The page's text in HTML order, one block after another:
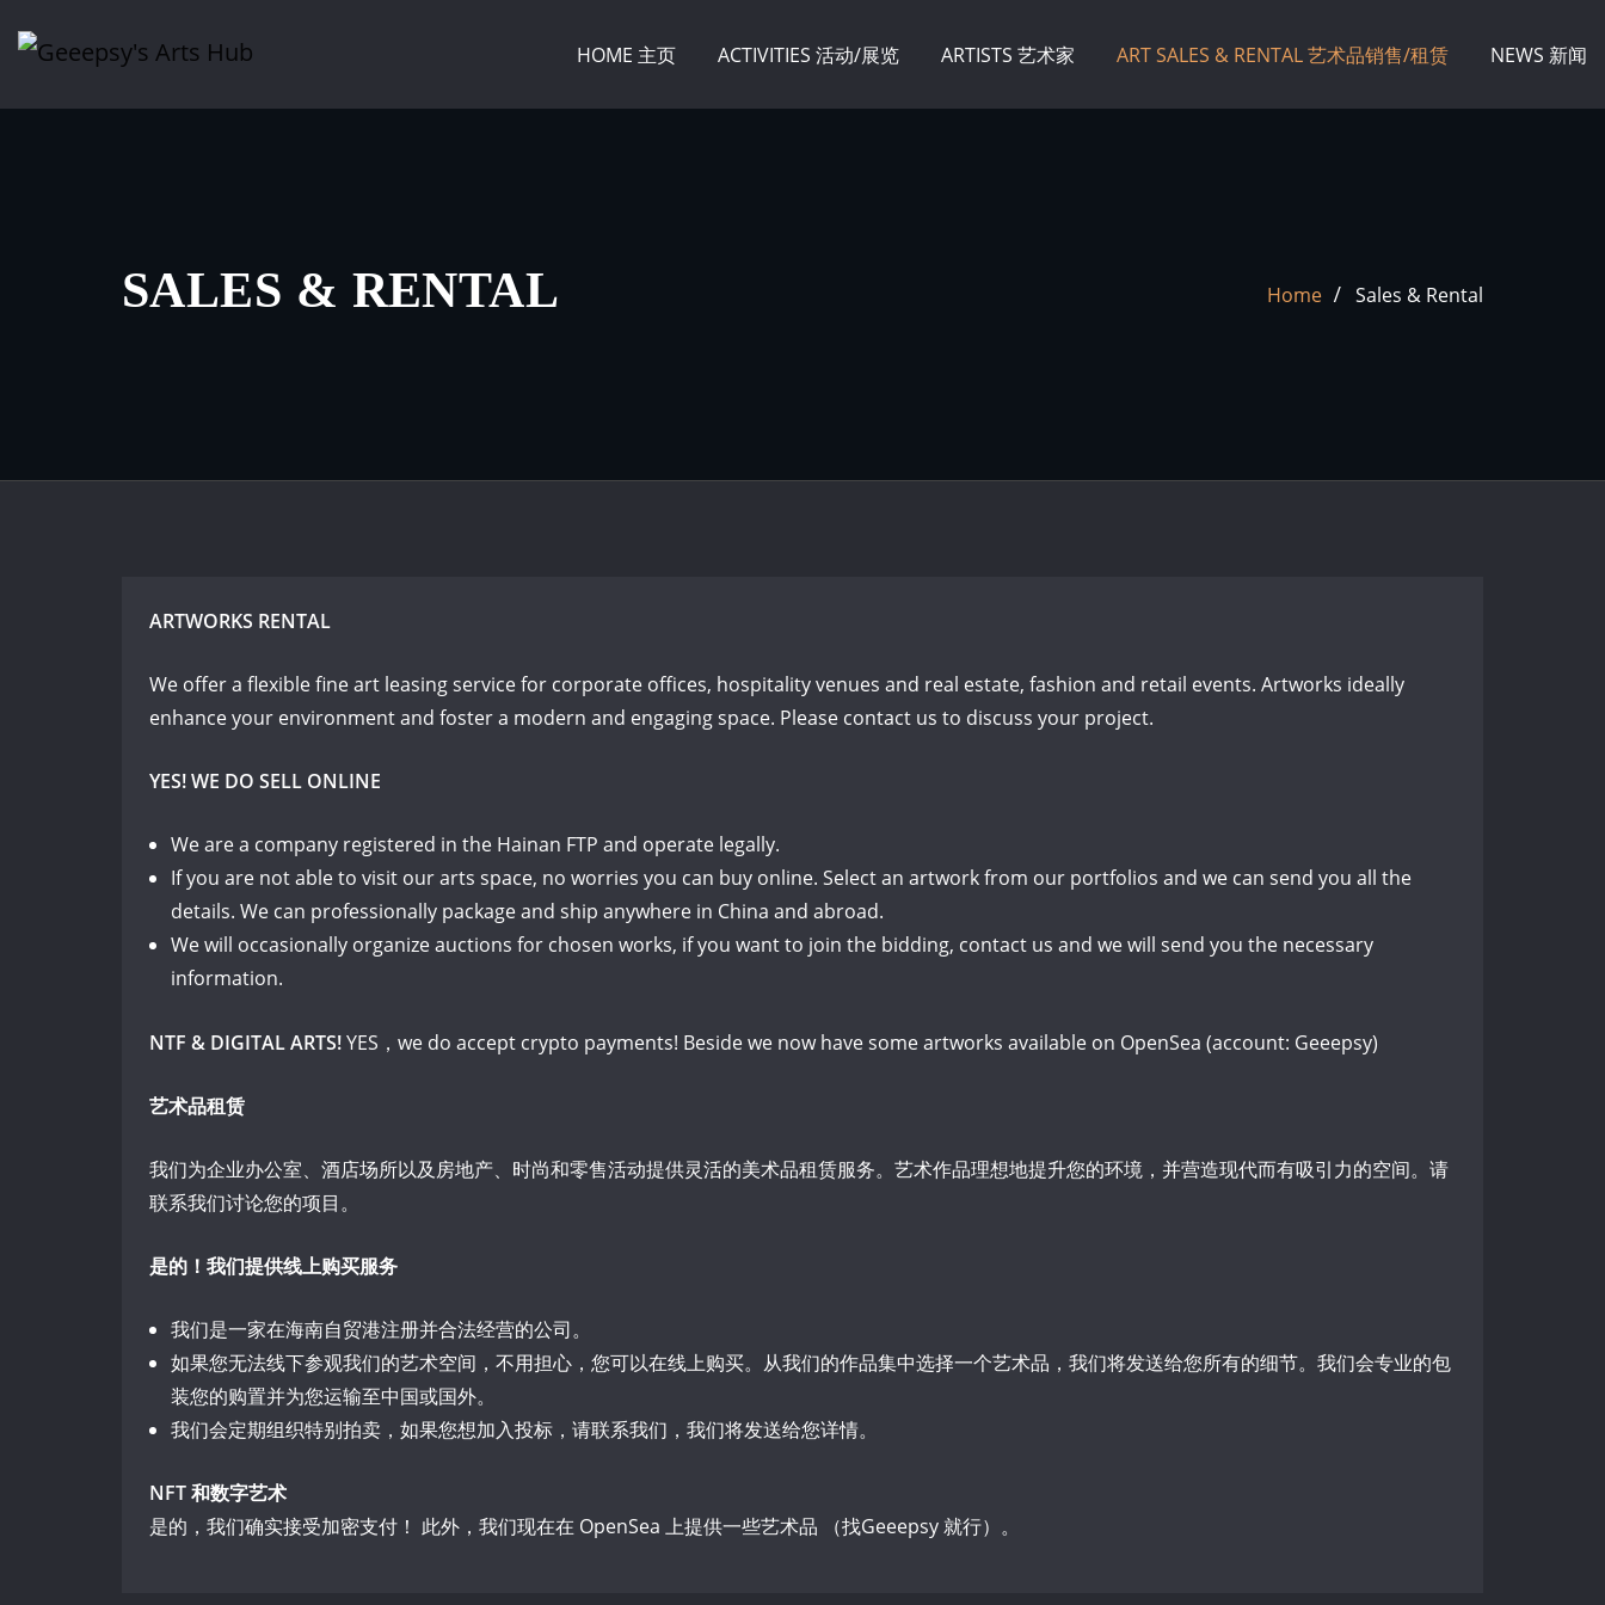
HOME 主页 ACTIVITIES 活动/展览 ARTISTS 艺术家 ART SALES & RENTAL 艺术品销售/租赁 NEWS 新闻
SALES & RENTAL Home Sales & Rental
ARTWORKS RENTAL
We offer a flexible fine art leasing service for corporate offices, hospitality venues and real estate, fashion and retail events. Artworks ideally
enhance your environment and foster a modern and engaging space. Please contact us to discuss your project.
YES! WE DO SELL ONLINE
We are a company registered in the Hainan FTP and operate legally.
If you are not able to visit our arts space, no worries you can buy online. Select an artwork from our portfolios and we can send you all the
details. We can professionally package and ship anywhere in China and abroad.
We will occasionally organize auctions for chosen works, if you want to join the bidding, contact us and we will send you the necessary
information.
NTF & DIGITAL ARTS!YES，we do accept crypto payments! Beside we now have some artworks available on OpenSea (account: Geeepsy)
艺术品租赁
我们为企业办公室、酒店场所以及房地产、时尚和零售活动提供灵活的美术品租赁服务。艺术作品理想地提升您的环境，并营造现代而有吸引力的空间。请
联系我们讨论您的项目。
是的！我们提供线上购买服务
我们是一家在海南自贸港注册并合法经营的公司。
如果您无法线下参观我们的艺术空间，不用担心，您可以在线上购买。从我们的作品集中选择一个艺术品，我们将发送给您所有的细节。我们会专业的包
装您的购置并为您运输至中国或国外。
我们会定期组织特别拍卖，如果您想加入投标，请联系我们，我们将发送给您详情。
NFT 和数字艺术
是的，我们确实接受加密支付！ 此外，我们现在在 OpenSea 上提供一些艺术品 （找Geeepsy 就行）。